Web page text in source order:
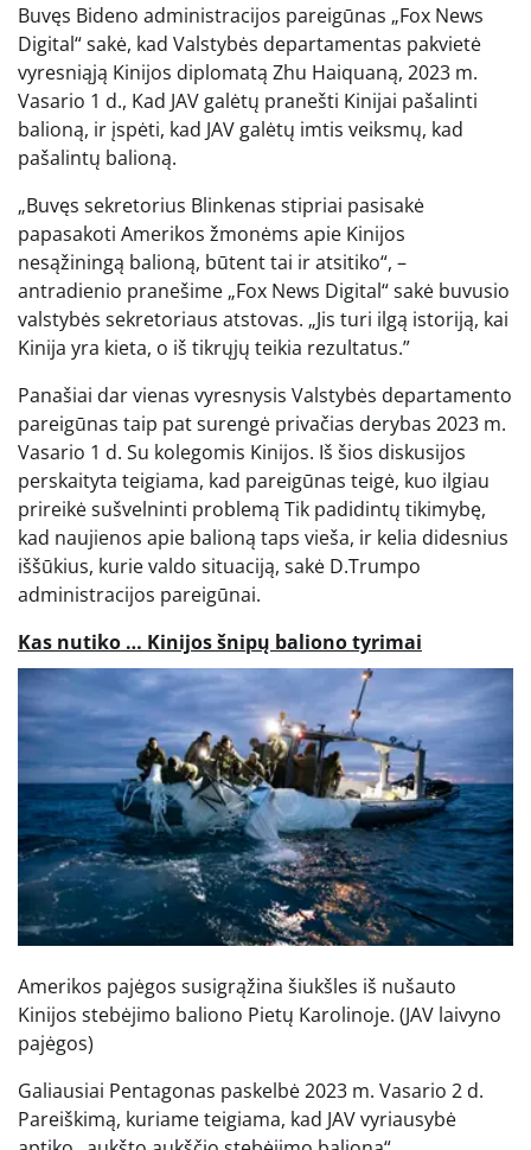
Buvęs Bideno administracijos pareigūnas „Fox News
Digital“ sakė, kad Valstybės departamentas pakvietė
vyresniąją Kinijos diplomatą Zhu Haiquaną, 2023 m.
Vasario 1 d., Kad JAV galėtų pranešti Kinijai pašalinti
balioną, ir įspėti, kad JAV galėtų imtis veiksmų, kad
pašalintų balioną.
„Buvęs sekretorius Blinkenas stipriai pasisakė
papasakoti Amerikos žmonėms apie Kinijos
nesąžiningą balioną, būtent tai ir atsitiko“, –
antradienio pranešime „Fox News Digital“ sakė buvusio
valstybės sekretoriaus atstovas. „Jis turi ilgą istoriją, kai
Kinija yra kieta, o iš tikrųjų teikia rezultatus.”
Panašiai dar vienas vyresnysis Valstybės departamento
pareigūnas taip pat surengė privačias derybas 2023 m.
Vasario 1 d. Su kolegomis Kinijos. Iš šios diskusijos
perskaityta teigiama, kad pareigūnas teigė, kuo ilgiau
prireikė sušvelninti problemą Tik padidintų tikimybę,
kad naujienos apie balioną taps vieša, ir kelia didesnius
iššūkius, kurie valdo situaciją, sakė D.Trumpo
administracijos pareigūnai.
Kas nutiko … Kinijos šnipų baliono tyrimai
Amerikos pajėgos susigrąžina šiukšles iš nušauto
Kinijos stebėjimo baliono Pietų Karolinoje. (JAV laivyno
pajėgos)
Galiausiai Pentagonas paskelbė 2023 m. Vasario 2 d.
Pareiškimą, kuriame teigiama, kad JAV vyriausybė